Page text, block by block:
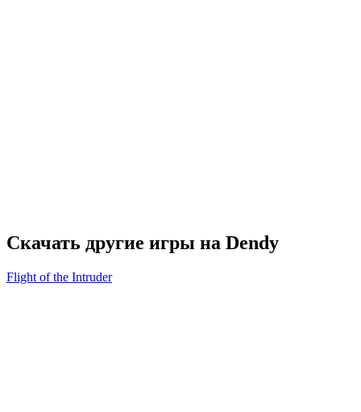
Скачать другие игры на Dendy
Flight of the Intruder